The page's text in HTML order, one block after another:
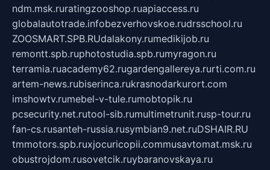
ndm.msk.ruratingzooshop.ruapiaccess.ru
globalautotrade.infobezverhovskoe.rudrsschool.ru
ZOOSMART.SPB.RUdalakony.rumedikijob.ru
remontt.spb.ruphotostudia.spb.rumyragon.ru
terramia.ruacademy62.rugardengallereya.rurti.com.ru
artem-news.rubiserinca.rukrasnodarkurort.com
imshowtv.rumebel-v-tule.rumobtopik.ru
pcsecurity.net.rutool-sib.rumultimetrunit.rusp-tour.ru
fan-cs.rusanteh-russia.rusymbian9.net.ruDSHAIR.RU
tmmotors.spb.ruxjocuricopii.commusavtomat.msk.ru
obustrojdom.rusovetcik.ruybaranovskaya.ru